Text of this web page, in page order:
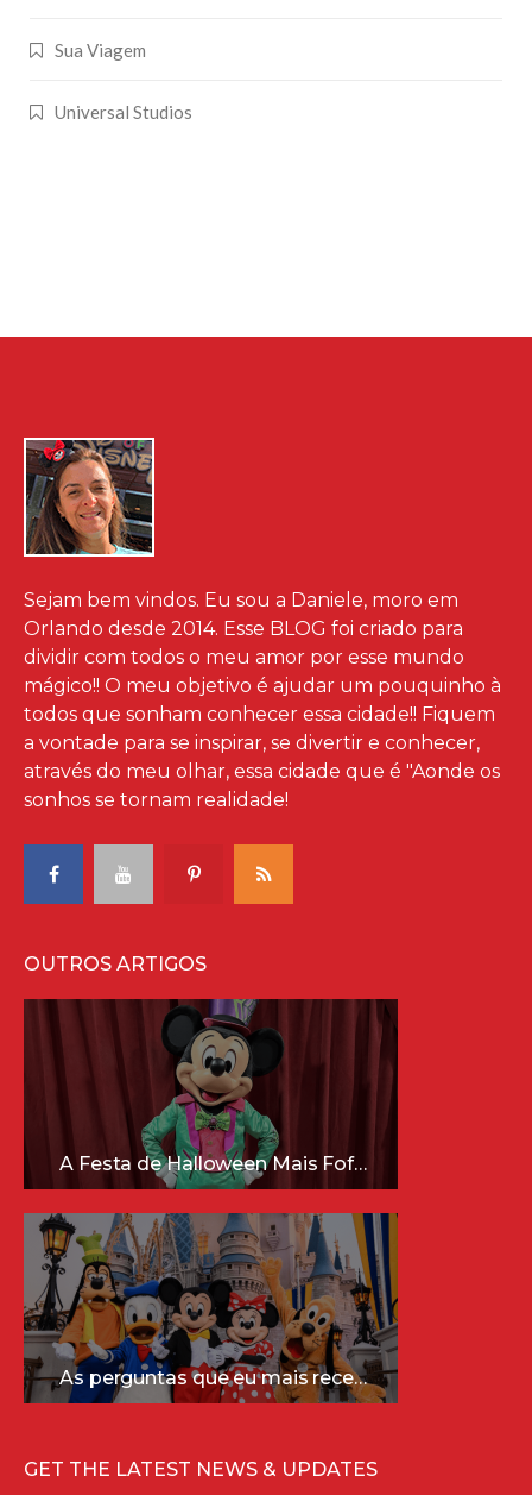
Sua Viagem
Universal Studios
Sejam bem vindos. Eu sou a Daniele, moro em
Orlando desde 2014. Esse BLOG foi criado para
dividir com todos o meu amor por esse mundo
mágico!! O meu objetivo é ajudar um pouquinho à
todos que sonham conhecer essa cidade!! Fiquem
a vontade para se inspirar, se divertir e conhecer,
através do meu olhar, essa cidade que é "Aonde os
sonhos se tornam realidade!
OUTROS ARTIGOS
A Festa de Halloween Mais Fofa da Disney Está Chegando!
As perguntas que eu mais recebo sobre a Disney (e as respostas mais sinceras!)
GET THE LATEST NEWS & UPDATES